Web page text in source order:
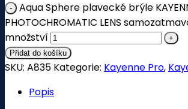
Aqua Sphere plavecké brýle
PHOTOCHROMATIC LENS
množství
Přidat do košíku
SKU: A835 Kategorie: Kayenne Pro,
Popis